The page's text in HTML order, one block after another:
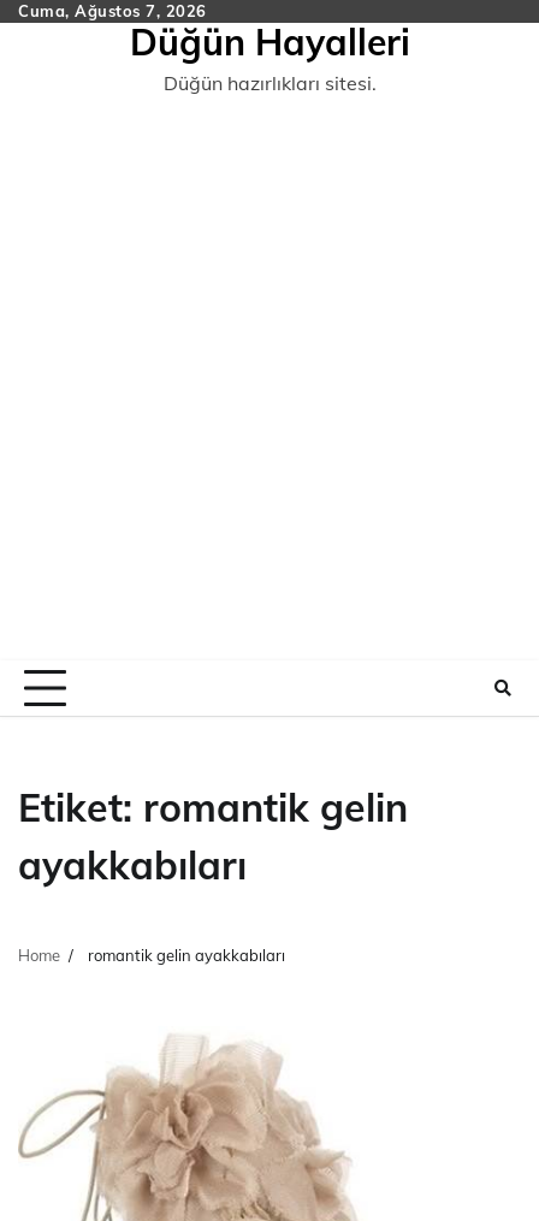
SkipCuma, Ağustos 7, 2026
Düğün Hayalleri
Düğün hazırlıkları sitesi.
Etiket: romantik gelin
ayakkabıları
Home romantik gelin ayakkabıları